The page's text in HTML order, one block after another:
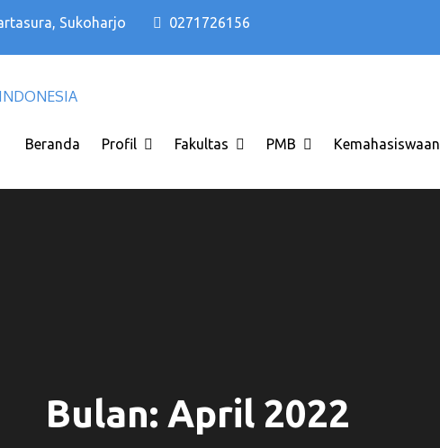
Sukoharjo 0271726156
INDONESIA
Beranda Profil Fakultas PMB Kemahasiswaan
Bulan: April 2022